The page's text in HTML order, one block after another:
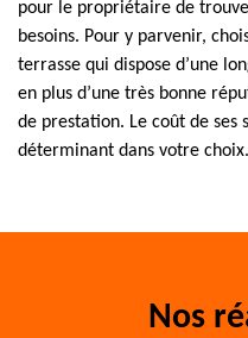
pour le propriétaire de
besoins. Pour y parvenir,
terrasse qui dispose d’une
en plus d’une très bonne
de prestation. Le coût de ses
déterminant dans votre choix.
Nos